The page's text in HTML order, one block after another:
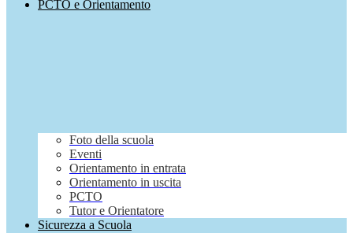
PCTO e Orientamento
Foto della scuola
Eventi
Orientamento in entrata
Orientamento in uscita
PCTO
Tutor e Orientatore
Sicurezza a Scuola